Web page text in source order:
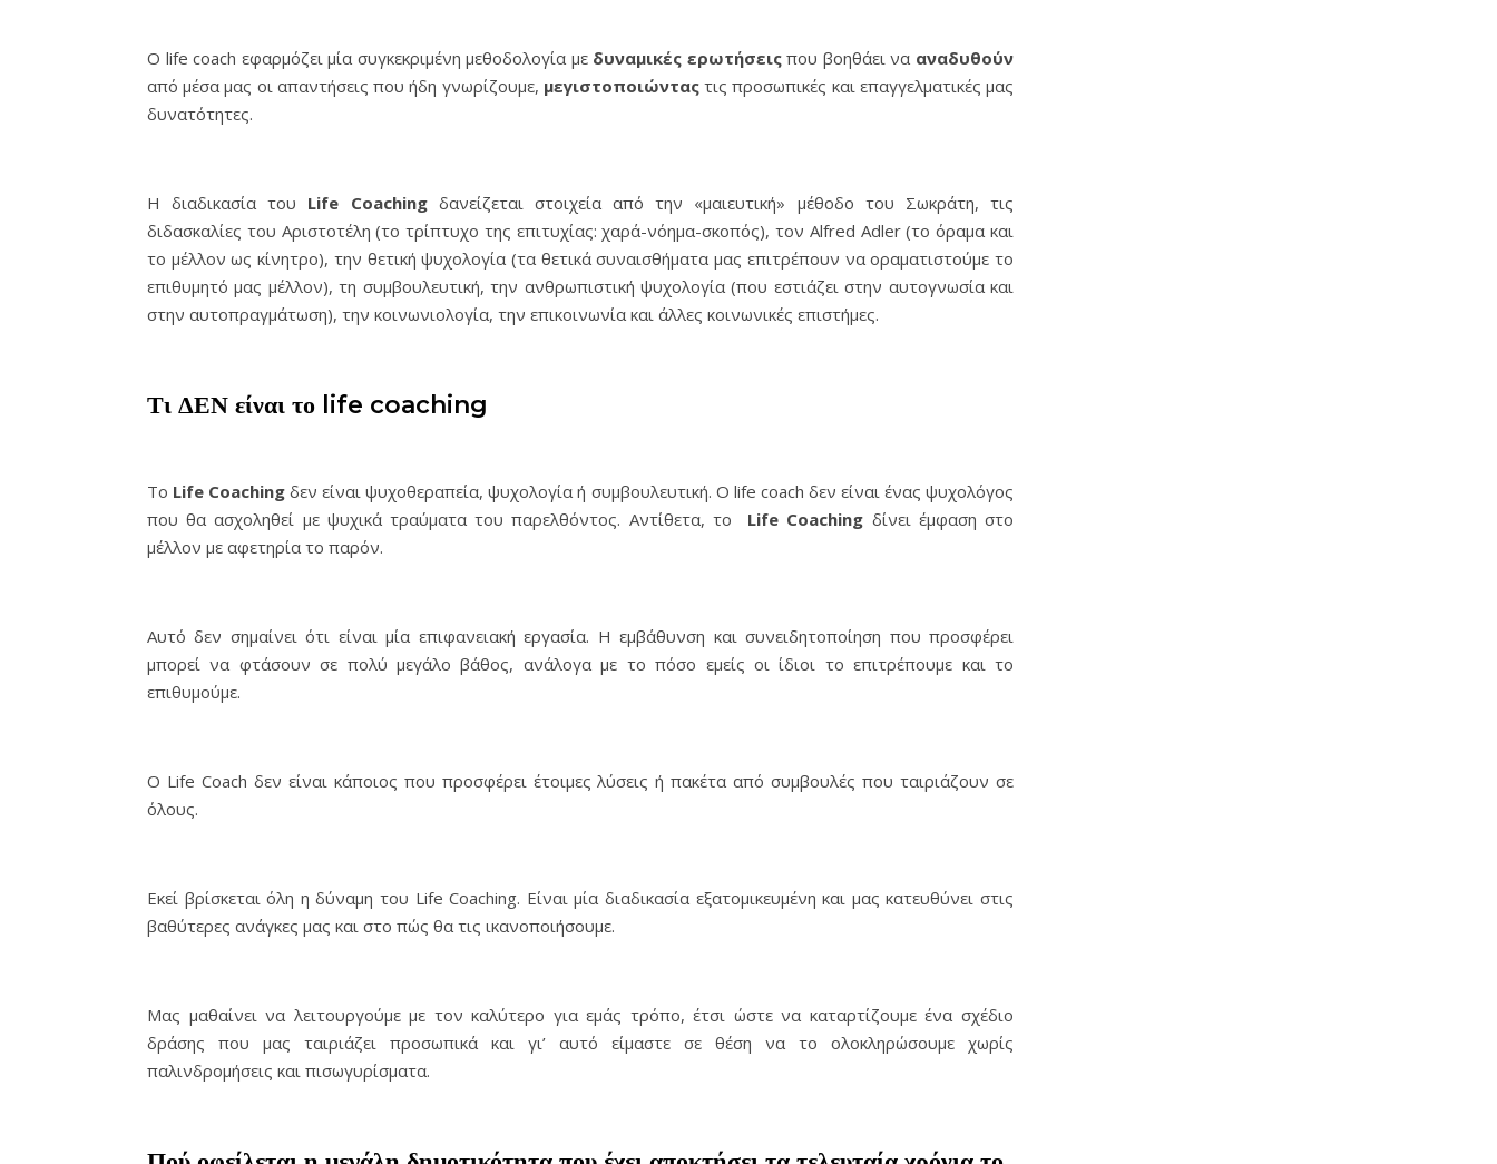
Ο life coach εφαρμόζει μία συγκεκριμένη μεθοδολογία με δυναμικές ερωτήσειςπου βοηθάει να αναδυθούν
από μέσα μας οι απαντήσεις που ήδη γνωρίζουμε, μεγιστοποιώνταςτις προσωπικές και επαγγελματικές μας
δυνατότητες.
Η διαδικασία του Life Coachingδανείζεται στοιχεία από την «μαιευτική» μέθοδο του Σωκράτη, τις
διδασκαλίες του Αριστοτέλη (το τρίπτυχο της επιτυχίας: χαρά-νόημα-σκοπός), τον Alfred Adler (το όραμα και
το μέλλον ως κίνητρο), την θετική ψυχολογία (τα θετικά συναισθήματα μας επιτρέπουν να οραματιστούμε το
επιθυμητό μας μέλλον), τη συμβουλευτική, την ανθρωπιστική ψυχολογία (που εστιάζει στην αυτογνωσία και
στην αυτοπραγμάτωση), την κοινωνιολογία, την επικοινωνία και άλλες κοινωνικές επιστήμες.
Τι ΔΕΝ είναι το life coaching
Το Life Coaching δεν είναι ψυχοθεραπεία, ψυχολογία ή συμβουλευτική. Ο life coach δεν είναι ένας ψυχολόγος
που θα ασχοληθεί με ψυχικά τραύματα του παρελθόντος. Αντίθετα, το Life Coaching δίνει έμφαση στο
μέλλον με αφετηρία το παρόν.
Αυτό δεν σημαίνει ότι είναι μία επιφανειακή εργασία. Η εμβάθυνση και συνειδητοποίηση που προσφέρει
μπορεί να φτάσουν σε πολύ μεγάλο βάθος, ανάλογα με το πόσο εμείς οι ίδιοι το επιτρέπουμε και το
επιθυμούμε.
Ο Life Coach δεν είναι κάποιος που προσφέρει έτοιμες λύσεις ή πακέτα από συμβουλές που ταιριάζουν σε
όλους.
Εκεί βρίσκεται όλη η δύναμη του Life Coaching. Είναι μία διαδικασία εξατομικευμένη και μας κατευθύνει στις
βαθύτερες ανάγκες μας και στο πώς θα τις ικανοποιήσουμε.
Μας μαθαίνει να λειτουργούμε με τον καλύτερο για εμάς τρόπο, έτσι ώστε να καταρτίζουμε ένα σχέδιο
δράσης που μας ταιριάζει προσωπικά και γι’ αυτό είμαστε σε θέση να το ολοκληρώσουμε χωρίς
παλινδρομήσεις και πισωγυρίσματα.